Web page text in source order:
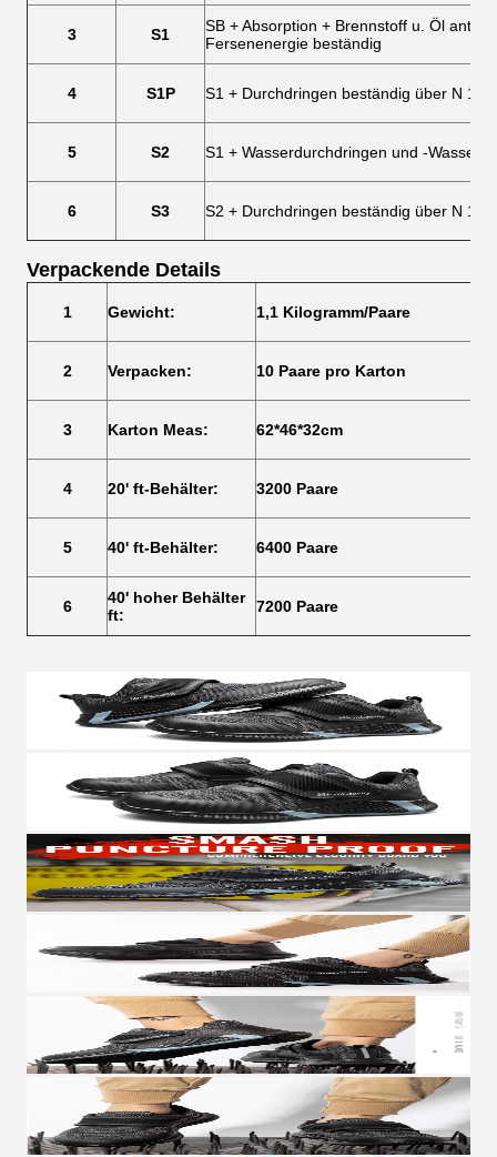
3 S1
SB + Absorption + Brennstoff u. Öl
Fersenenergie beständig
4 S1P S1 + Durchdringen beständig über N
5 S2 S1 + Wasserdurchdringen und -
6 S3 S2 + Durchdringen beständig über N
Verpackende Details
1 Gewicht: 1,1 Kilogramm/Paare
2 Verpacken: 10 Paare pro Karton
3 Karton Meas: 62*46*32cm
4 20' ft-Behälter: 3200 Paare
5 40' ft-Behälter: 6400 Paare
6
40' hoher Behälter
ft:
7200 Paare